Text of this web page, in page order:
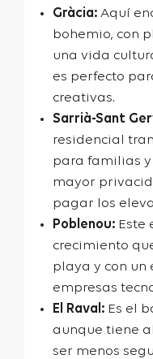
Gràcia: Aquí
bohemio, con
una vida
es perfecto
creativas.
Sarrià-Sant
residencial
para familias
mayor
pagar los
Poblenou: Este
crecimiento
playa y con un
empresas
El Raval: Es el
aunque tiene
ser menos